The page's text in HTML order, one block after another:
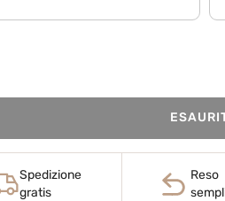
Spedizione
gratis
Reso